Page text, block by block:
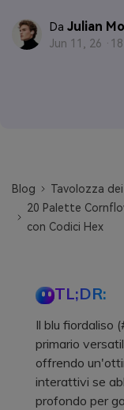
Da Julian
Jun 11, 26 ·
Blog
Tavolozza
20 Palette
con Codici Hex
TL;DR:
Il blu fiordaliso
primario
offrendo
interattivi se
profondo per